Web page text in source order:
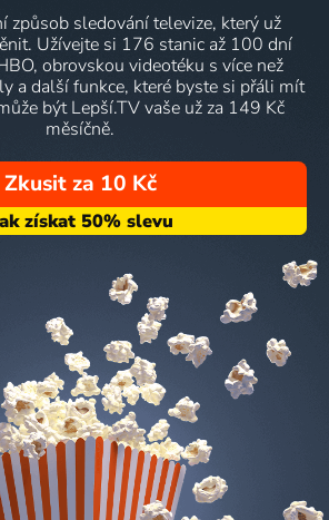
způsob sledování televize, který už
Užívejte si 176 stanic až 100 dní
obrovskou videotéku s více než
a další funkce, které byste si přáli mít
být Lepší.TV vaše už za 149 Kč
měsíčně.
Zkusit za 10 Kč